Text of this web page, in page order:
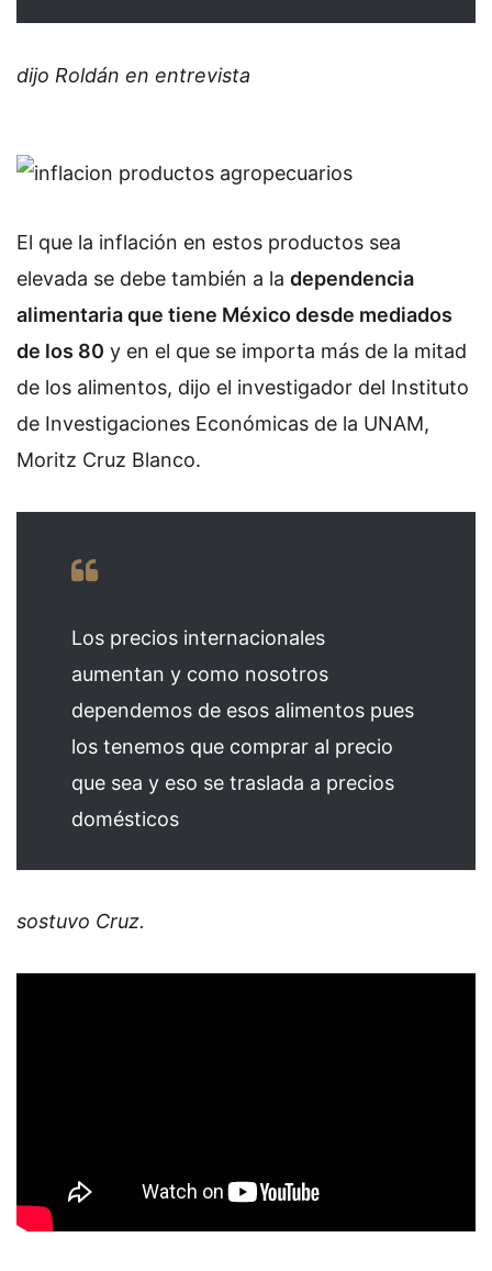
dijo Roldán en entrevista
El que la inflación en estos productos sea
elevada se debe también a la dependencia
alimentaria que tiene México desde mediados
de los 80 y en el que se importa más de la mitad
de los alimentos, dijo el investigador del Instituto
de Investigaciones Económicas de la UNAM,
Moritz Cruz Blanco.
Los precios internacionales
aumentan y como nosotros
dependemos de esos alimentos pues
los tenemos que comprar al precio
que sea y eso se traslada a precios
domésticos
sostuvo Cruz.